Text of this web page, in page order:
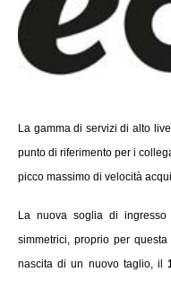
La gamma di servizi di alto
punto di riferimento per i
picco massimo di velocità
La nuova soglia di ingresso
simmetrici, proprio per
nascita di un nuovo taglio, il